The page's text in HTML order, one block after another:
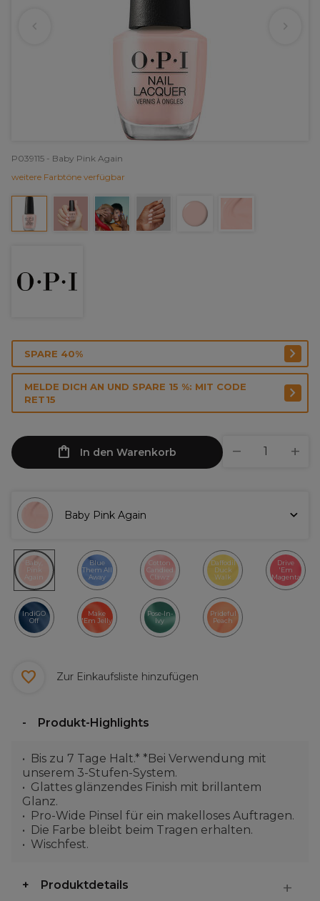
P039115 - Baby Pink Again
weitere Farbtöne verfügbar
SPARE 40%
MELDE DICH AN UND SPARE 15 %: MIT CODE
RET15
In den Warenkorb
Baby Pink Again
Baby,
Pink
Again
Blue
Them All
Away
Cotton
Candied
Clawz
Daffodil
Duck
Walk
Drive
'Em
Magenta
IndiGO
Off
Make
'Em Jelly
Pose-In-
Ivy
Prideful
Peach
Zur Einkaufsliste hinzufügen
Produkt-Highlights
Bis zu 7 Tage Halt.* *Bei Verwendung mit
unserem 3-Stufen-System.
Glattes glänzendes Finish mit brillantem
Glanz.
Pro-Wide Pinsel für ein makelloses Auftragen.
Die Farbe bleibt beim Tragen erhalten.
Wischfest.
Produktdetails